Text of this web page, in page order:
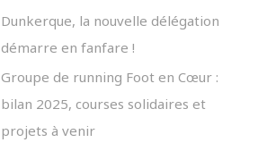
Dunkerque, la nouvelle délégation
démarre en fanfare !
Groupe de running Foot en Cœur :
bilan 2025, courses solidaires et
projets à venir